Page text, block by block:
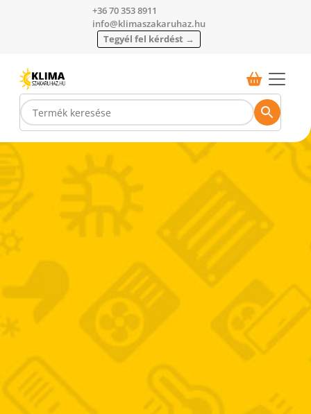
+36 70 353 8911
info@klimaszakaruhaz.hu
Tegyél fel kérdést →